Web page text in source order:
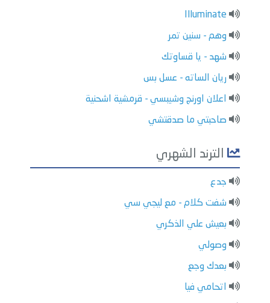
Illuminate
وهم - سنين تمر
شهد - يا قساوتك
ريان الساته - عسل بس
اعلان اورنج وشيبسي - قرمشية اشحنية
صاحبتي ما صدقتشي
الترند الشهري
جدع
شفت كلام - مع ليجي سي
بعيش علي الذكري
وصولي
بعدك وجع
اتحامي فيا